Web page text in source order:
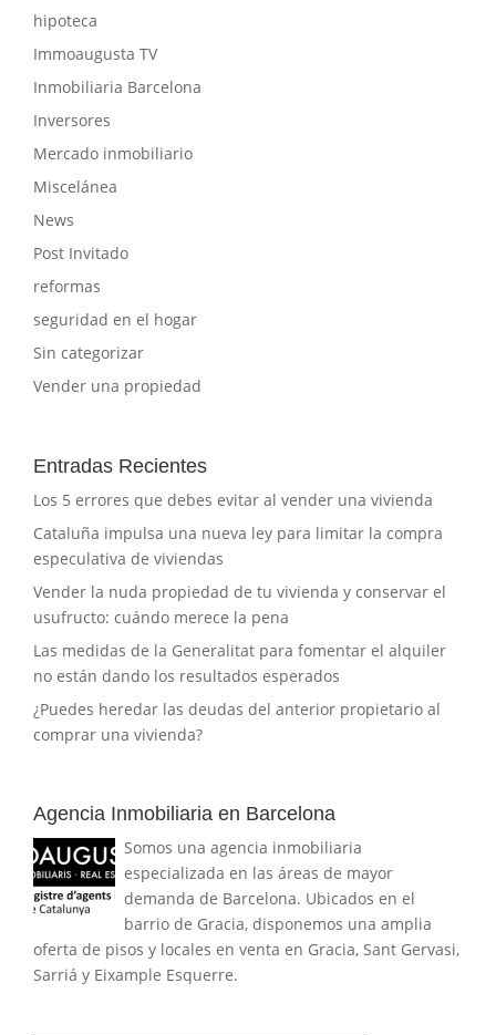
hipoteca
Immoaugusta TV
Inmobiliaria Barcelona
Inversores
Mercado inmobiliario
Miscelánea
News
Post Invitado
reformas
seguridad en el hogar
Sin categorizar
Vender una propiedad
Entradas Recientes
Los 5 errores que debes evitar al vender una vivienda
Cataluña impulsa una nueva ley para limitar la compra
especulativa de viviendas
Vender la nuda propiedad de tu vivienda y conservar el
usufructo: cuándo merece la pena
Las medidas de la Generalitat para fomentar el alquiler
no están dando los resultados esperados
¿Puedes heredar las deudas del anterior propietario al
comprar una vivienda?
Agencia Inmobiliaria en Barcelona
Somos una agencia inmobiliaria
especializada en las áreas de mayor
demanda de Barcelona. Ubicados en el
barrio de Gracia, disponemos una amplia
oferta de pisos y locales en venta en Gracia, Sant Gervasi,
Sarriá y Eixample Esquerre.